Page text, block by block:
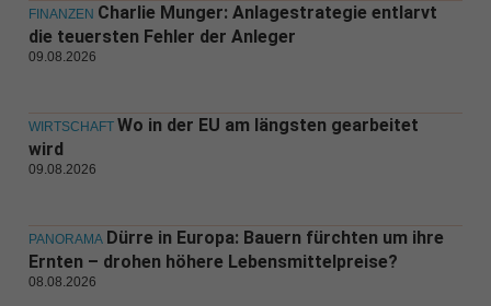
FINANZEN Charlie Munger: Anlagestrategie entlarvt
die teuersten Fehler der Anleger
09.08.2026
WIRTSCHAFT Wo in der EU am längsten gearbeitet
wird
09.08.2026
PANORAMA Dürre in Europa: Bauern fürchten um ihre
Ernten – drohen höhere Lebensmittelpreise?
08.08.2026